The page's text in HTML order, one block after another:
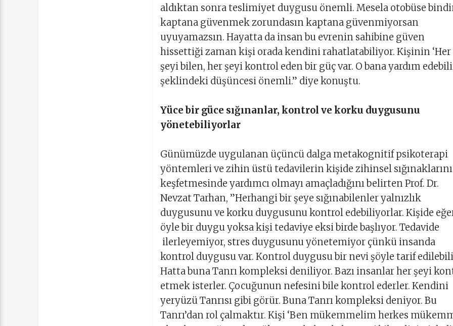
aldıktan sonra teslimiyet duygusu önemli. Mesela otobüse
kaptana güvenmek zorundasın kaptana güvenmiyorsan
uyuyamazsın. Hayatta da insan bu evrenin sahibine güven
hissettiği zaman kişi orada kendini rahatlatabiliyor. Kişinin ‘Her
şeyi bilen, her şeyi kontrol eden bir güç var. O bana yardım
şeklindeki düşüncesi önemli.” diye konuştu.
Yüce bir güce sığınanlar, kontrol ve korku duygusunu
yönetebiliyorlar
Günümüzde uygulanan üçüncü dalga metakognitif psikoterapi
yöntemleri ve zihin üstü tedavilerin kişide zihinsel sığınaklarını
keşfetmesinde yardımcı olmayı amaçladığını belirten Prof. Dr.
Nevzat Tarhan, ”Herhangi bir şeye sığınabilenler yalnızlık
duygusunu ve korku duygusunu kontrol edebiliyorlar. Kişide
öyle bir duygu yoksa kişi tedaviye eksi birde başlıyor. Tedavide
ilerleyemiyor, stres duygusunu yönetemiyor çünkü insanda
kontrol duygusu var. Kontrol duygusu bir nevi şöyle tarif
Hatta buna Tanrı kompleksi deniliyor. Bazı insanlar her şeyi
etmek isterler. Çocuğunun nefesini bile kontrol ederler. Kendini
yeryüzü Tanrısı gibi görür. Buna Tanrı kompleksi deniyor. Bu
Tanrı’dan rol çalmaktır. Kişi ‘Ben mükemmelim herkes